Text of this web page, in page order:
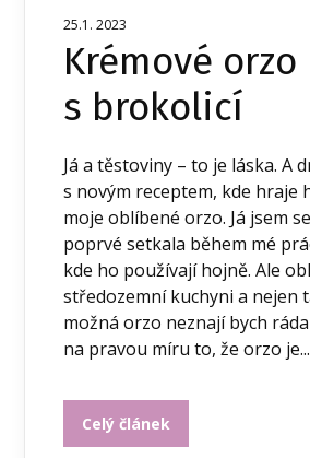
25.1. 2023
Krémové orzo
s brokolicí
Já a těstoviny – to je láska. A
s novým receptem, kde hraje
moje oblíbené orzo. Já jsem
poprvé setkala během mé
kde ho používají hojně. Ale
středozemní kuchyni a nejen
možná orzo neznají bych
na pravou míru to, že orzo je...
Celý článek